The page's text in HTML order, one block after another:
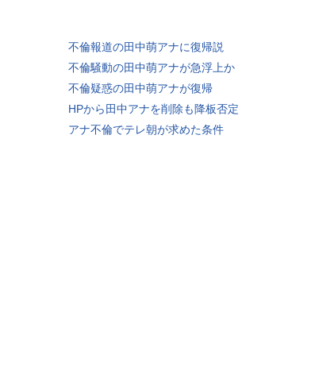
不倫報道の田中萌アナに復帰説
不倫騒動の田中萌アナが急浮上か
不倫疑惑の田中萌アナが復帰
HPから田中アナを削除も降板否定
アナ不倫でテレ朝が求めた条件